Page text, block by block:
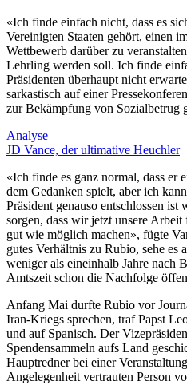
«Ich finde einfach nicht, dass es
Vereinigten Staaten gehört, einen
Wettbewerb darüber zu
Lehrling werden soll. Ich finde
Präsidenten überhaupt nicht
sarkastisch auf einer
zur Bekämpfung von Sozialbetrug
Analyse
JD Vance, der ultimative Heuchler
«Ich finde es ganz normal, dass er
dem Gedanken spielt, aber ich
Präsident genauso entschlossen
sorgen, dass wir jetzt unsere
gut wie möglich machen», fügte
gutes Verhältnis zu Rubio, sehe es
weniger als eineinhalb Jahre nach
Amtszeit schon die Nachfolge
Anfang Mai durfte Rubio vor
Iran-Kriegs sprechen, traf Papst
und auf Spanisch. Der
Spendensammeln aufs Land
Hauptredner bei einer
Angelegenheit vertrauten Person